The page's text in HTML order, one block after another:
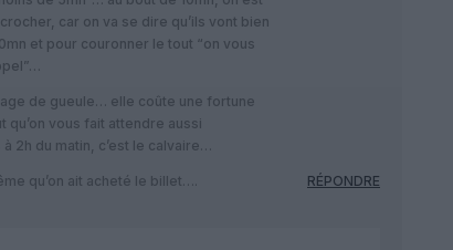
car on va se dire qu’ils vont bien
et pour couronner le tout “on vous
de gueule… elle coûte une fortune
qu’on vous fait attendre aussi
du matin, c’est le calvaire…
qu’on ait acheté le billet…. RÉPONDRE